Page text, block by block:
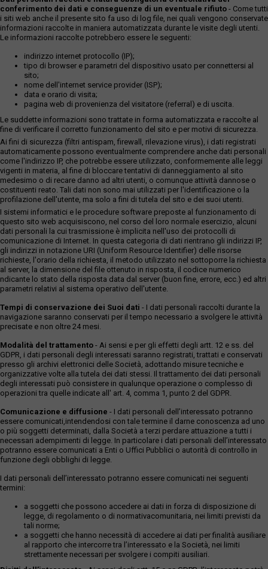
conferimento dei dati e conseguenze di un eventuale rifiuto - Come tutti
i siti web anche il presente sito fa uso di log file, nei quali vengono conservate
informazioni raccolte in maniera automatizzata durante le visite degli utenti.
Le informazioni raccolte potrebbero essere le seguenti:
indirizzo internet protocollo (IP);
tipo di browser e parametri del dispositivo usato per connettersi al
sito;
nome dell'internet service provider (ISP);
data e orario di visita;
pagina web di provenienza del visitatore (referral) e di uscita.
Le suddette informazioni sono trattate in forma automatizzata e raccolte al
fine di verificare il corretto funzionamento del sito e per motivi di sicurezza.
Ai fini di sicurezza (filtri antispam, firewall, rilevazione virus), i dati registrati
automaticamente possono eventualmente comprendere anche dati personali
come l'indirizzo IP, che potrebbe essere utilizzato, conformemente alle leggi
vigenti in materia, al fine di bloccare tentativi di danneggiamento al sito
medesimo o di recare danno ad altri utenti, o comunque attività dannose o
costituenti reato. Tali dati non sono mai utilizzati per l'identificazione o la
profilazione dell'utente, ma solo a fini di tutela del sito e dei suoi utenti.
I sistemi informatici e le procedure software preposte al funzionamento di
questo sito web acquisiscono, nel corso del loro normale esercizio, alcuni
dati personali la cui trasmissione è implicita nell'uso dei protocolli di
comunicazione di Internet. In questa categoria di dati rientrano gli indirizzi IP,
gli indirizzi in notazione URI (Uniform Resource Identifier) delle risorse
richieste, l'orario della richiesta, il metodo utilizzato nel sottoporre la richiesta
al server, la dimensione del file ottenuto in risposta, il codice numerico
ndicante lo stato della risposta data dal server (buon fine, errore, ecc.) ed altri
parametri relativi al sistema operativo dell'utente.
Tempi di conservazione dei Suoi dati - I dati personali raccolti durante la
navigazione saranno conservati per il tempo necessario a svolgere le attività
precisate e non oltre 24 mesi.
Modalità del trattamento - Ai sensi e per gli effetti degli artt. 12 e ss. del
GDPR, i dati personali degli interessati saranno registrati, trattati e conservati
presso gli archivi elettronici delle Società, adottando misure tecniche e
organizzative volte alla tutela dei dati stessi. Il trattamento dei dati personali
degli interessati può consistere in qualunque operazione o complesso di
operazioni tra quelle indicate all' art. 4, comma 1, punto 2 del GDPR.
Comunicazione e diffusione - I dati personali dell’interessato potranno
essere comunicati,intendendosi con tale termine il darne conoscenza ad uno
o più soggetti determinati, dalla Società a terzi perdare attuazione a tutti i
necessari adempimenti di legge. In particolare i dati personali dell’interessato
potranno essere comunicati a Enti o Uffici Pubblici o autorità di controllo in
funzione degli obblighi di legge.
I dati personali dell’interessato potranno essere comunicati nei seguenti
termini:
a soggetti che possono accedere ai dati in forza di disposizione di
legge, di regolamento o di normativacomunitaria, nei limiti previsti da
tali norme;
a soggetti che hanno necessità di accedere ai dati per finalità ausiliare
al rapporto che intercorre tra l’interessato e la Società, nei limiti
strettamente necessari per svolgere i compiti ausiliari.